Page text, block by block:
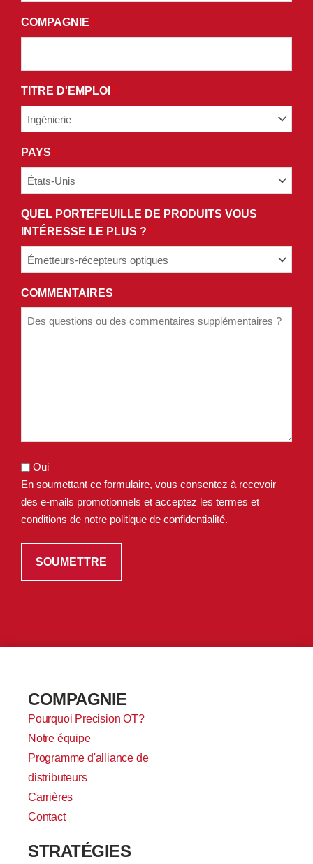
COMPAGNIE *
TITRE D'EMPLOI *
PAYS *
QUEL PORTEFEUILLE DE PRODUITS VOUS
INTÉRESSE LE PLUS ? *
COMMENTAIRES
ET
POLITIQUE
DE
CONFIDENTIALITÉ.
Oui
En soumettant ce formulaire, vous consentez à recevoir
des e-mails promotionnels et acceptez les termes et
conditions de notre politique de confidentialité.
COMPAGNIE
Pourquoi Precision OT?
Notre équipe
Programme d'alliance de
distributeurs
Carrières
Contact
STRATÉGIES